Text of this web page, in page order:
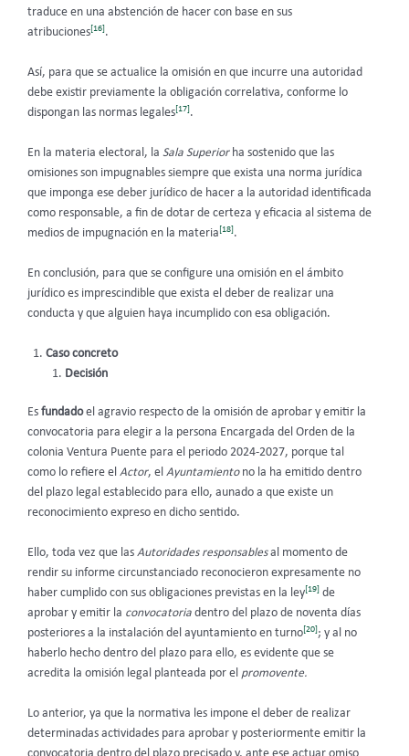
traduce en una abstención de hacer con base en sus
atribuciones[16].
Así, para que se actualice la omisión en que incurre una autoridad
debe existir previamente la obligación correlativa, conforme lo
dispongan las normas legales[17].
En la materia electoral, la Sala Superiorha sostenido que las
omisiones son impugnables siempre que exista una norma jurídica
que imponga ese deber jurídico de hacer a la autoridad identificada
como responsable, a fin de dotar de certeza y eficacia al sistema de
medios de impugnación en la materia[18].
En conclusión, para que se configure una omisión en el ámbito
jurídico es imprescindible que exista el deber de realizar una
conducta y que alguien haya incumplido con esa obligación.
Caso concreto
Decisión
Es fundadoel agravio respecto de la omisión de aprobar y emitir la
convocatoria para elegir a la persona Encargada del Orden de la
colonia Ventura Puente para el periodo 2024-2027, porque tal
como lo refiere el Actor, el Ayuntamientono la ha emitido dentro
del plazo legal establecido para ello, aunado a que existe un
reconocimiento expreso en dicho sentido.
Ello, toda vez que las Autoridades responsablesal momento de
rendir su informe circunstanciado reconocieron expresamente no
haber cumplido con sus obligaciones previstas en la ley[19] de
aprobar y emitir la convocatoria dentro del plazo de noventa días
posteriores a la instalación del ayuntamiento en turno[20]; y al no
haberlo hecho dentro del plazo para ello, es evidente que se
acredita la omisión legal planteada por el promovente.
Lo anterior, ya que la normativa les impone el deber de realizar
determinadas actividades para aprobar y posteriormente emitir la